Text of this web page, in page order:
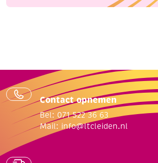
Contact opnemen
Bel: 071 522 36 63
Mail: info@ltcleiden.nl